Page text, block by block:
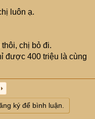
nghề thì có khó lắm
cơ duyên đưa e tới
em có chứng chỉ
không? Em cảm ơn
luôn ạ.
chị bỏ đi.
được 400 triệu là cùng
ký để bình luận.